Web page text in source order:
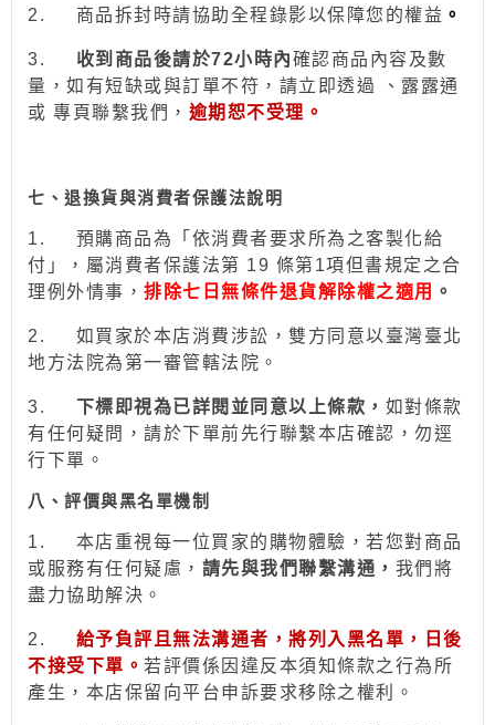
2. 商品拆封時請協助全程錄影以保障您的權益 。
3. 收到商品後請於72小時內確認商品內容及數
量，如有短缺或與訂單不符，請立即透過
、露露通
或 專頁聯繫我們， 逾期恕不受理。
七、退換貨與消費者保護法說明
1.
預購商品為「依消費者要求所為之客製化給
付」，屬消費者保護法第 19 條第1項但書規定之合
理例外情事， 排除七日無條件退貨解除權之適用 。
2.
如買家於本店消費涉訟，雙方同意以臺灣臺北
地方法院為第一審管轄法院。
3. 下標即視為已詳閱並同意以上條款， 如對條款
有任何疑問，請於下單前先行聯繫本店確認，勿逕
行下單。
八、評價與黑名單機制
1.
本店重視每一位買家的購物體驗，若您對商品
或服務有任何疑慮， 請先與我們聯繫溝通， 我們將
盡力協助解決。
2.
給予負評且無法溝通者，將列入黑名單，日後
不接受下單。 若評價係因違反本須知條款之行為所
產生，本店保留向平台申訴要求移除之權利。